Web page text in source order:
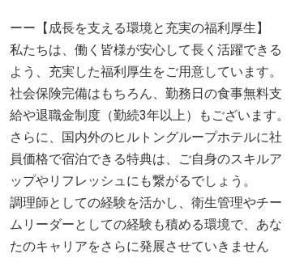
ーー【成長を支える環境と充実の福利厚生】
私たちは、働く皆様が安心して長く活躍できる
よう、充実した福利厚生をご用意しています。
社会保険完備はもちろん、勤務日の食事無料支
給や退職金制度（勤続3年以上）もございます。
さらに、国内外のヒルトングループホテルに社
員価格で宿泊できる特典は、ご自身のスキルア
ップやリフレッシュにも繋がるでしょう。
調理師としての経験を活かし、衛生管理やチー
ムリーダーとしての経験も積める環境で、あな
たのキャリアをさらに発展させていきません